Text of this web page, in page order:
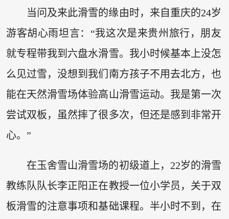
当问及来此滑雪的缘由时，来自重庆的24岁
游客胡心雨坦言：“我这次是来贵州旅行，朋友
就专程带我到六盘水滑雪。我小时候基本上没怎
么见过雪，没想到我们南方孩子不用去北方，也
能在天然滑雪场体验高山滑雪运动。我是第一次
尝试双板，虽然摔了很多次，但还是感到非常开
心。”
在玉舍雪山滑雪场的初级道上，22岁的滑雪
教练队队长李正阳正在教授一位小学员，关于双
板滑雪的注意事项和基础课程。半小时不到，在